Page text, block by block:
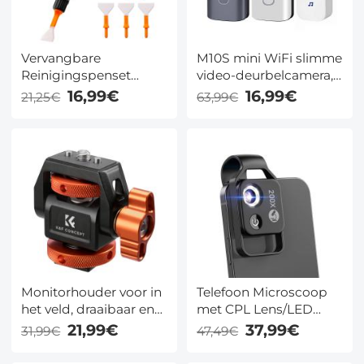
Vervangbare
Reinigingspenset
(Reinigingspen +
Siliconenkop * 2 +
21,25€ 16,99€
M10S mini WiFi slimme
video-deurbelcamera,
720P HD draadloze
afstandsbediening
Nachtzicht met 2-weg
audio, weerbestendig
black
63,99€ 16,99€
Monitorhouder voor in
het veld, draaibaar en
kantelbaar met cold
31,99€ 21,99€
Telefoon Microscoop
met CPL Lens/LED
Licht, De Beste
47,49€ 37,99€